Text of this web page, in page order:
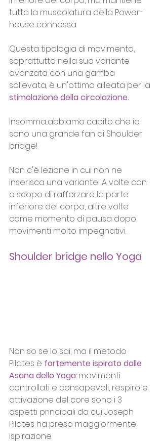
tutta la muscolatura della Power-
house connessa.
Questa tipologia di movimento,
soprattutto nella sua variante
avanzata con una gamba
sollevata, è un'ottima alleata per la
stimolazione della circolazione.
Insomma...abbiamo capito che io
sono una grande fan di Shoulder
bridge!
Non c'è lezione in cui non ne
inserisca una variante! A volte con
o scopo di rafforzare la parte
inferiore del corpo, altre volte
come momento di pausa dopo
movimenti molto impegnativi.
Shoulder bridge nello Yoga
Non so se lo sai, ma il metodo
Pilates è fortemente ispirato dalle
Asana dello Yoga: movimenti
controllati e consapevoli, respiro e
attivazione del core sono i 3
aspetti principali da cui Joseph
Pilates ha preso maggiormente
ispirazione.